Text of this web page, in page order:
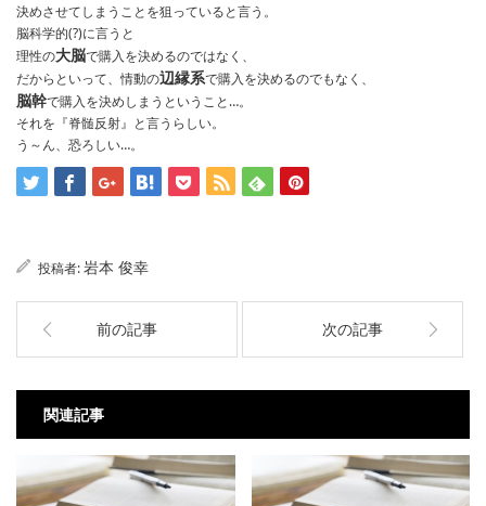
決めさせてしまうことを狙っていると言う。
脳科学的(?)に言うと
理性の大脳で購入を決めるのではなく、
だからといって、情動の辺縁系で購入を決めるのでもなく、
脳幹で購入を決めしまうということ…。
それを『脊髄反射』と言うらしい。
う～ん、恐ろしい…。
投稿者:岩本 俊幸
前の記事 次の記事
関連記事